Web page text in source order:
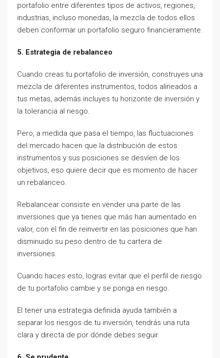
portafolio entre diferentes tipos de activos, regiones,
industrias, incluso monedas, la mezcla de todos ellos
deben conformar un portafolio seguro financieramente.
5. Estrategia de rebalanceo
Cuando creas tu portafolio de inversión, construyes una
mezcla de diferentes instrumentos, todos alineados a
tus metas, además incluyes tu horizonte de inversión y
la tolerancia al riesgo.
Pero, a medida que pasa el tiempo, las fluctuaciones
del mercado hacen que la distribución de estos
instrumentos y sus posiciones se desvíen de los
objetivos, eso quiere decir que es momento de hacer
un rebalanceo.
Rebalancear consiste en vender una parte de las
inversiones que ya tienes que más han aumentado en
valor, con el fin de reinvertir en las posiciones que han
disminuido su peso dentro de tu cartera de
inversiones.
Cuando haces esto, logras evitar que el perfil de riesgo
de tu portafolio cambie y se ponga en riesgo.
El tener una estrategia definida ayuda también a
separar los riesgos de tu inversión, tendrás una ruta
clara y directa de por dónde debes seguir.